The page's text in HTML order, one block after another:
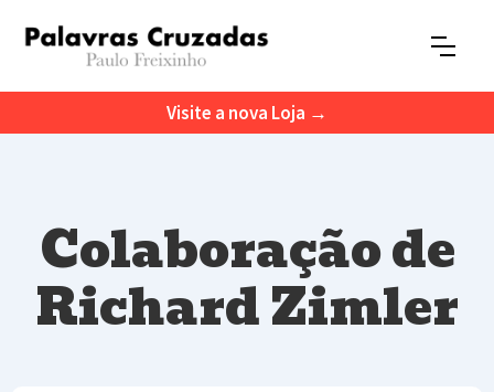
Visite a nova Loja →
Colaboração de
Richard Zimler